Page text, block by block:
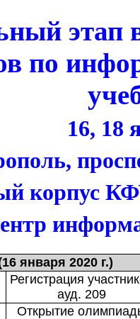
этап
по
16, 18
корпус
января 2020 г.)
Регистрация
ауд. 209
Открытие